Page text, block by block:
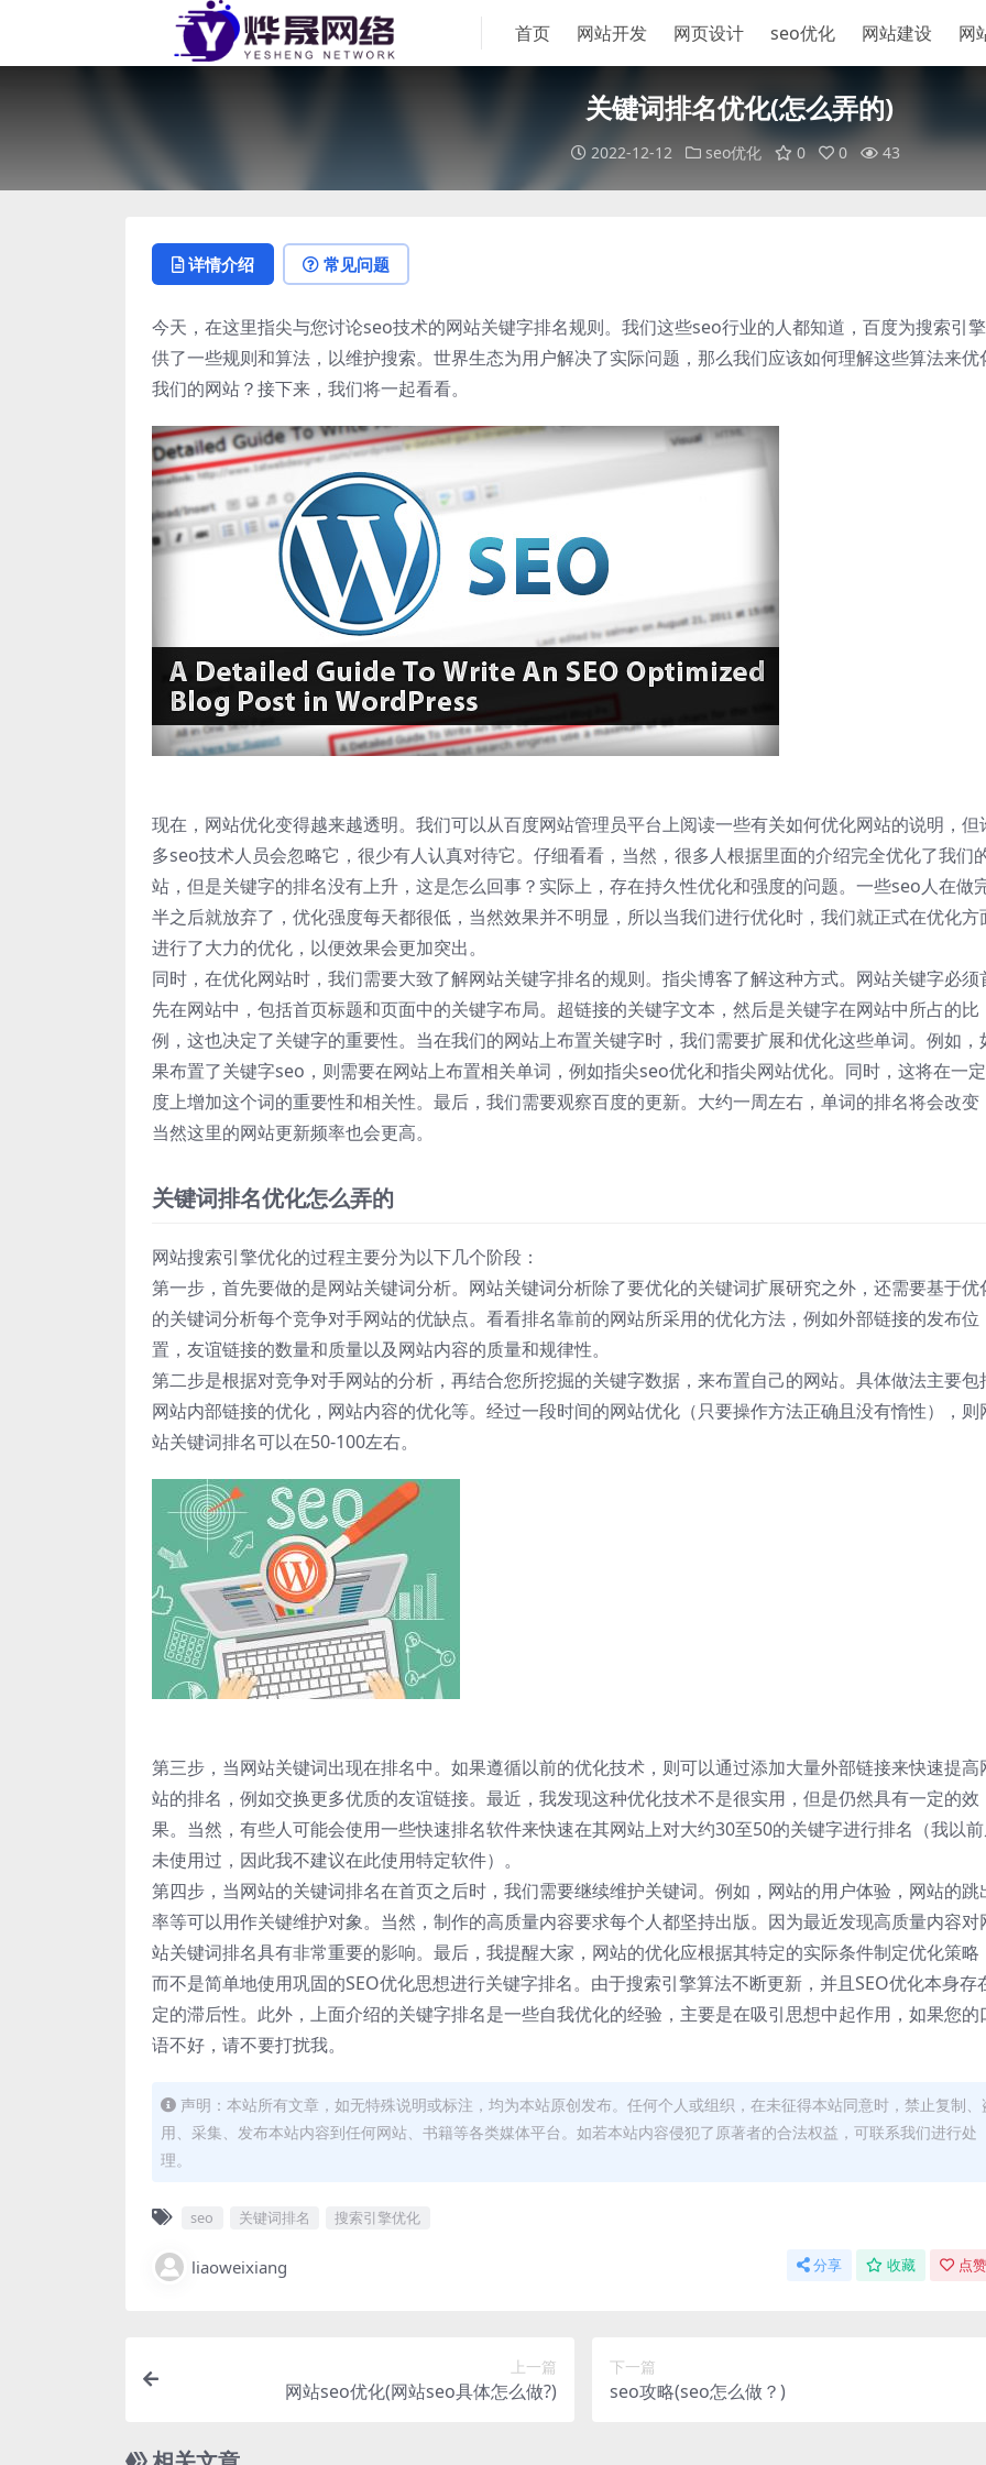
首页 网站开发 网页设计 seo优化 网站建设 网
关键词排名优化(怎么弄的)
2022-12-12 seo优化 0 0 43
详情介绍 常见问题
今天，在这里指尖与您讨论seo技术的网站关键字排名规则。我们这些seo行业的人都知道，百度为搜索引
供了一些规则和算法，以维护搜索。世界生态为用户解决了实际问题，那么我们应该如何理解这些算法来优
我们的网站？接下来，我们将一起看看。
现在，网站优化变得越来越透明。我们可以从百度网站管理员平台上阅读一些有关如何优化网站的说明，但
多seo技术人员会忽略它，很少有人认真对待它。仔细看看，当然，很多人根据里面的介绍完全优化了我们
站，但是关键字的排名没有上升，这是怎么回事？实际上，存在持久性优化和强度的问题。一些seo人在做
半之后就放弃了，优化强度每天都很低，当然效果并不明显，所以当我们进行优化时，我们就正式在优化方
进行了大力的优化，以便效果会更加突出。
同时，在优化网站时，我们需要大致了解网站关键字排名的规则。指尖博客了解这种方式。网站关键字必须
先在网站中，包括首页标题和页面中的关键字布局。超链接的关键字文本，然后是关键字在网站中所占的比
例，这也决定了关键字的重要性。当在我们的网站上布置关键字时，我们需要扩展和优化这些单词。例如，
果布置了关键字seo，则需要在网站上布置相关单词，例如指尖seo优化和指尖网站优化。同时，这将在一
度上增加这个词的重要性和相关性。最后，我们需要观察百度的更新。大约一周左右，单词的排名将会改变
当然这里的网站更新频率也会更高。
关键词排名优化怎么弄的
网站搜索引擎优化的过程主要分为以下几个阶段：
第一步，首先要做的是网站关键词分析。网站关键词分析除了要优化的关键词扩展研究之外，还需要基于优
的关键词分析每个竞争对手网站的优缺点。看看排名靠前的网站所采用的优化方法，例如外部链接的发布位
置，友谊链接的数量和质量以及网站内容的质量和规律性。
第二步是根据对竞争对手网站的分析，再结合您所挖掘的关键字数据，来布置自己的网站。具体做法主要包
网站内部链接的优化，网站内容的优化等。经过一段时间的网站优化（只要操作方法正确且没有惰性），则
站关键词排名可以在50-100左右。
第三步，当网站关键词出现在排名中。如果遵循以前的优化技术，则可以通过添加大量外部链接来快速提高
站的排名，例如交换更多优质的友谊链接。最近，我发现这种优化技术不是很实用，但是仍然具有一定的效
果。当然，有些人可能会使用一些快速排名软件来快速在其网站上对大约30至50的关键字进行排名（我以
未使用过，因此我不建议在此使用特定软件）。
第四步，当网站的关键词排名在首页之后时，我们需要继续维护关键词。例如，网站的用户体验，网站的跳
率等可以用作关键维护对象。当然，制作的高质量内容要求每个人都坚持出版。因为最近发现高质量内容对
站关键词排名具有非常重要的影响。最后，我提醒大家，网站的优化应根据其特定的实际条件制定优化策略
而不是简单地使用巩固的SEO优化思想进行关键字排名。由于搜索引擎算法不断更新，并且SEO优化本身存
定的滞后性。此外，上面介绍的关键字排名是一些自我优化的经验，主要是在吸引思想中起作用，如果您的
语不好，请不要打扰我。
声明：本站所有文章，如无特殊说明或标注，均为本站原创发布。任何个人或组织，在未征得本站同意时，禁止复制、
用、采集、发布本站内容到任何网站、书籍等各类媒体平台。如若本站内容侵犯了原著者的合法权益，可联系我们进行处
理。
seo 关键词排名 搜索引擎优化
liaoweixiang 分享 收藏 点
上一篇
网站seo优化(网站seo具体怎么做?)
下一篇
seo攻略(seo怎么做？)